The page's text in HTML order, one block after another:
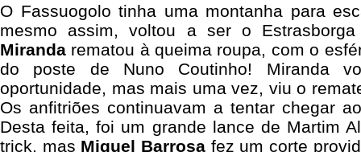
O Fassuogolo tinha uma montanha para
mesmo assim, voltou a ser o
Miranda rematou à queima roupa, com o
do poste de Nuno Coutinho! Miranda
oportunidade, mas mais uma vez, viu o
Os anfitriões continuavam a tentar chegar
Desta feita, foi um grande lance de Martim
trick, mas Miguel Barrosa fez um corte